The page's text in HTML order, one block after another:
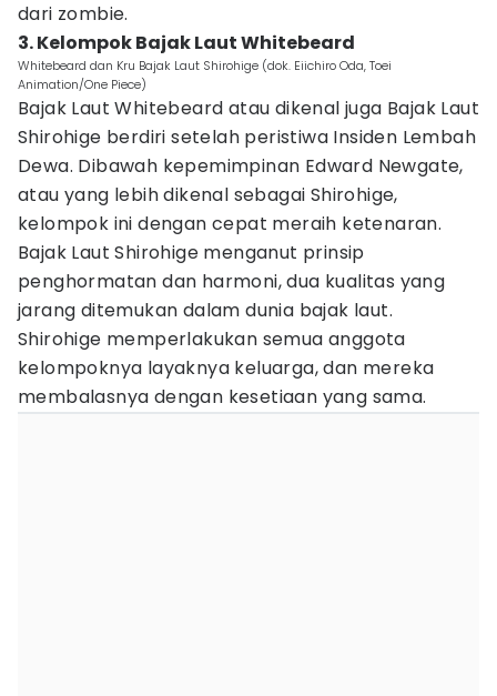
dari zombie.
3. Kelompok Bajak Laut Whitebeard
Whitebeard dan Kru Bajak Laut Shirohige (dok. Eiichiro Oda, Toei
Animation/One Piece)
Bajak Laut Whitebeard atau dikenal juga Bajak Laut
Shirohige berdiri setelah peristiwa Insiden Lembah
Dewa. Dibawah kepemimpinan Edward Newgate,
atau yang lebih dikenal sebagai Shirohige,
kelompok ini dengan cepat meraih ketenaran.
Bajak Laut Shirohige menganut prinsip
penghormatan dan harmoni, dua kualitas yang
jarang ditemukan dalam dunia bajak laut.
Shirohige memperlakukan semua anggota
kelompoknya layaknya keluarga, dan mereka
membalasnya dengan kesetiaan yang sama.